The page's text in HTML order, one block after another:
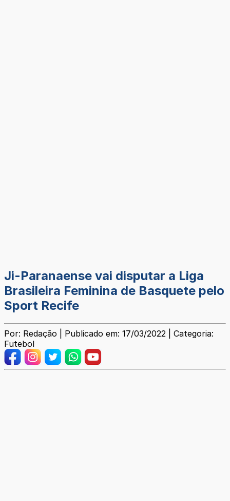
Ji-Paranaense vai disputar a Liga
Brasileira Feminina de Basquete pelo
Sport Recife
Por: Redação | Publicado em: 17/03/2022 | Categoria:
Futebol